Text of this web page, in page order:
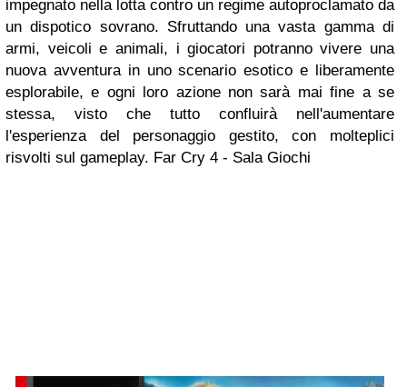
impegnato nella lotta contro un regime autoproclamato da
un dispotico sovrano. Sfruttando una vasta gamma di
armi, veicoli e animali, i giocatori potranno vivere una
nuova avventura in uno scenario esotico e liberamente
esplorabile, e ogni loro azione non sarà mai fine a se
stessa, visto che tutto confluirà nell'aumentare
l'esperienza del personaggio gestito, con molteplici
risvolti sul gameplay. Far Cry 4 - Sala Giochi